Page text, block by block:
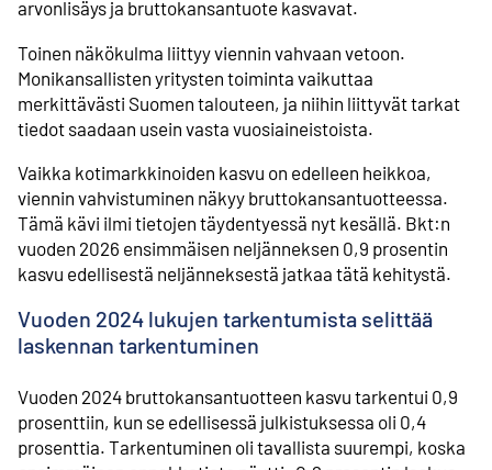
arvonlisäys ja bruttokansantuote kasvavat.
Toinen näkökulma liittyy viennin vahvaan vetoon.
Monikansallisten yritysten toiminta vaikuttaa
merkittävästi Suomen talouteen, ja niihin liittyvät tarkat
tiedot saadaan usein vasta vuosiaineistoista.
Vaikka kotimarkkinoiden kasvu on edelleen heikkoa,
viennin vahvistuminen näkyy bruttokansantuotteessa.
Tämä kävi ilmi tietojen täydentyessä nyt kesällä. Bkt:n
vuoden 2026 ensimmäisen neljänneksen 0,9 prosentin
kasvu edellisestä neljänneksestä jatkaa tätä kehitystä.
Vuoden 2024 lukujen tarkentumista selittää
laskennan tarkentuminen
Vuoden 2024 bruttokansantuotteen kasvu tarkentui 0,9
prosenttiin, kun se edellisessä julkistuksessa oli 0,4
prosenttia. Tarkentuminen oli tavallista suurempi, koska